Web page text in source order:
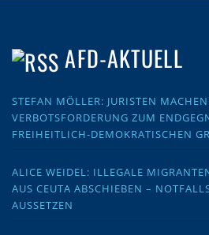
AFD-AKTUELL
STEFAN MÖLLER: JURISTEN
VERBOTSFORDERUNG ZUM
FREIHEITLICH-DEMOKRATISCHEN
ALICE WEIDEL: ILLEGALE
AUS CEUTA ABSCHIEBEN –
AUSSETZEN